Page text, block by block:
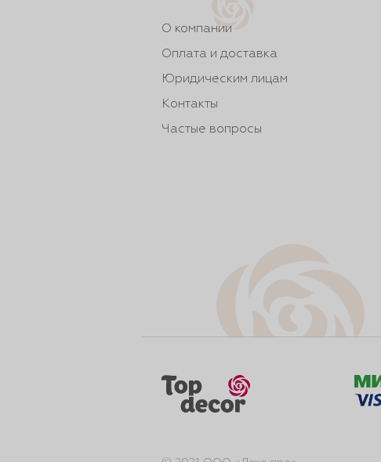
О компании
Оплата и доставка
Юридическим лицам
Контакты
Частые вопросы